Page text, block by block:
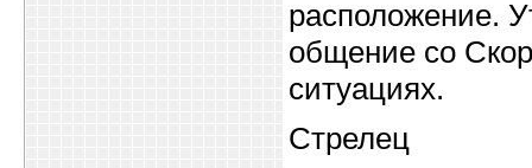
расположение.
общение со
ситуациях.
Стрелец